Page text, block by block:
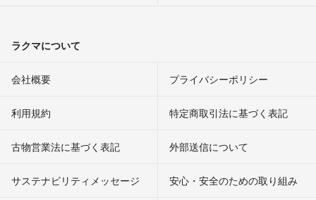
ラクマについて
会社概要 プライバシーポリシー
利用規約 特定商取引法に基づく表記
古物営業法に基づく表記 外部送信について
サステナビリティメッセージ 安心・安全のための取り組み